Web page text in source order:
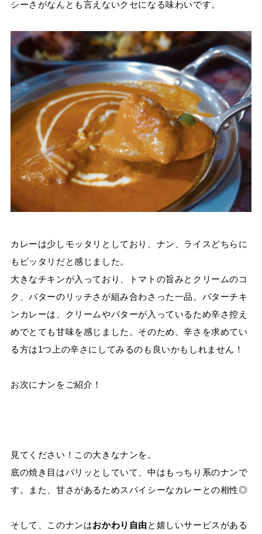
シーさがなんとも言えないクセになる味わいです。
カレーは少しモッタリとしており、ナン、ライスどちらに
もピッタリだと感じました。
大きなチキンが入っており、トマトの旨みとクリームのコ
ク、バターのリッチさが組み合わさった一品。 バターチキ
ンカレーは、クリームやバターが入っているため辛さ控え
めでとても甘味を感じました。そのため、辛さを求めてい
る方は1つ上の辛さにしてみるのも良いかもしれません！
お次にナンをご紹介！
見てください！この大きなナンを。
底の焼き目はパリッとしていて、中はもっちり系のナンで
す。また、甘さがあるためスパイシーなカレーとの相性◎
そして、このナンはおかわり自由と嬉しいサービスがある